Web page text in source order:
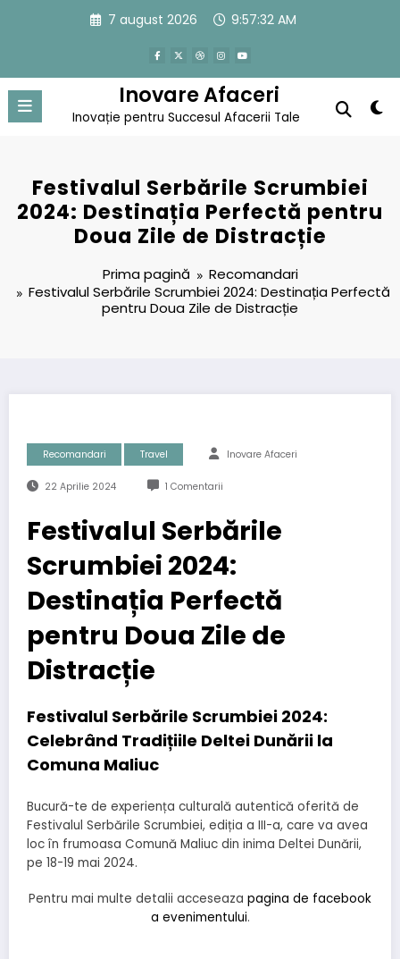
7 august 2026 9:57:33 AM
Inovare Afaceri
Inovație pentru Succesul Afacerii Tale
Festivalul Serbările Scrumbiei
2024: Destinația Perfectă pentru
Doua Zile de Distracție
Prima pagină
Recomandari
Festivalul Serbările Scrumbiei 2024: Destinația Perfectă
pentru Doua Zile de Distracție
Recomandari Travel Inovare Afaceri
22 Aprilie 2024 1 Comentarii
Festivalul Serbările
Scrumbiei 2024:
Destinația Perfectă
pentru Doua Zile de
Distracție
Festivalul Serbările Scrumbiei 2024:
Celebrând Tradițiile Deltei Dunării la
Comuna Maliuc
Bucură-te de experiența culturală autentică oferită de
Festivalul Serbările Scrumbiei, ediția a III-a, care va avea
loc în frumoasa Comună Maliuc din inima Deltei Dunării,
pe 18-19 mai 2024.
Pentru mai multe detalii acceseaza pagina de facebook
a evenimentului.